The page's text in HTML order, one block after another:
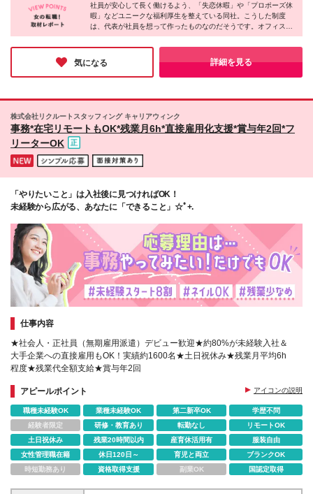
となります。 《各拠点詳細》 ◆東京都渋谷区渋谷3-
10-13 TOKYU REIT渋谷Rビル6F ◆東京都豊島区東池
袋1-21-11 オーク池袋ビル3F ◆東京都渋谷区代々木2-
1-1 秋葉原ビジネスセンター3F ◆神奈川県横浜市神奈
川区鶴屋町2-23-2 TSプラザビル2F ◆大阪府大阪市北
道札幌市中央区大通西3-11北洋ビル2F ◆宮城県仙台
市青葉区中央3-2-23 野村不動産仙台青葉通ビル 2F ◆
ィング7F ◆福岡県福岡市博多区博多駅前1-15-20 Nmf
博多駅前ビル 8階 ◆熊本県熊本市中央区新市街11-18
1-19 JPR那覇ビル7F (変更の範囲)上記を除く当社関
連勤務地
社員が安心して長く働けるよう、「失恋休暇」や「プロポーズ休
暇」などユニークな福利厚生を整えている同社。こうした制度
は、代表が社員を想って作ったものなのだそうです。オフィスは
明るく清潔で、社員同士が気軽に声を掛け合う雰囲気が印象的で
した。未経験者が9割以上という環境だからこそ、「分からない
ことは何でも聞ける」文化が根付いているのだと感じました。長
く安心して働ける会社を探している方にぴったりです♪
気になる 詳細を見る
株式会社リクルートスタッフィング キャリアウィンク
事務*在宅リモートもOK*残業月6h*直接雇用化支援*賞与年2回*フ
リーターOK
「やりたいこと」は入社後に見つければOK！
未経験から広がる、あなたに「できること」☆ﾟ+.
仕事内容
★社会人・正社員（無期雇用派遣）デビュー歓迎★約80%が未経験入社＆
大手企業への直接雇用もOK！実績約1600名★土日祝休み★残業月平均6h
程度★残業代全額支給★賞与年2回
アピールポイント アイコンの説明
職種未経験OK 業種未経験OK 第二新卒OK
学歴不問
経験者限定
研修・教育あり 転勤なし
リモートOK
土日祝休み
残業20時間以内 産育休活用有
服装自由
女性管理職在籍
休日120日～ 育児と両立
ブランクOK
時短勤務あり
資格取得支援 副業OK 国認定取得